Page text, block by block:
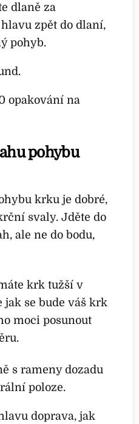
dlaně za
zpět do dlaní,
pohyb.
opakování na
pohybu
krku je dobré,
svaly. Jděte do
ale ne do bodu,
krk tužší v
jak se bude váš krk
moci posunout
s rameny dozadu
poloze.
doprava, jak